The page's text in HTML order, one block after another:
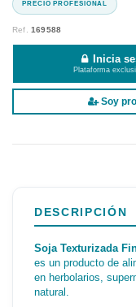
Ref.169588
Inicia
Plataforma
Soy
DESCRIPCIÓN
Soja Texturizada
es un producto de
en herbolarios,
natural.